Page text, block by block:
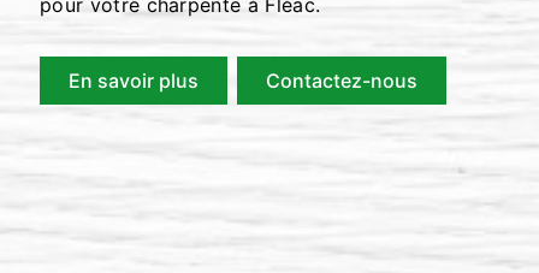
pour votre charpente à Fléac.
En savoir plus Contactez-nous